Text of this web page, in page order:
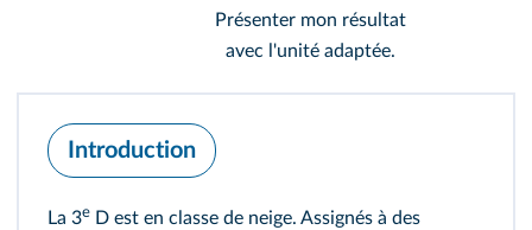
Présenter mon résultat
avec l'unité adaptée.
Introduction
La 3e D est en classe de neige. Assignés à des